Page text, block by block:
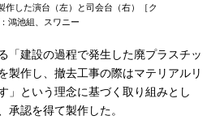
作した演台（左）と司会台（右）［ク
鴻池組、スワニー
「建設の過程で発生した廃プラスチッ
製作し、撤去工事の際はマテリアルリ
」という理念に基づく取り組みとし
承認を得て製作した。